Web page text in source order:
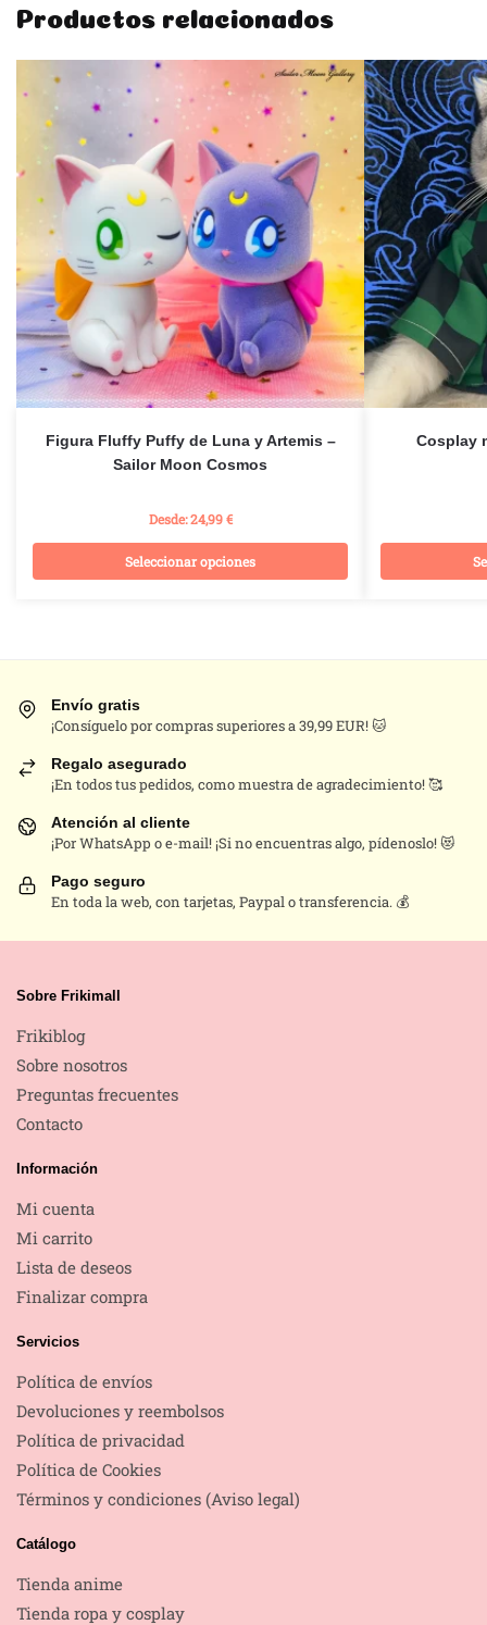
Productos relacionados
Figura Fluffy Puffy de Luna y Artemis –
Sailor Moon Cosmos
Desde:24,99€
Seleccionar opciones
Las
se
elegir
en
página
Cosplay
Envío gratis
¡Consíguelo por compras superiores a 39,99 EUR! 🐱
Regalo asegurado
¡En todos tus pedidos, como muestra de agradecimiento! 🥰
Atención al cliente
¡Por WhatsApp o e-mail! ¡Si no encuentras algo, pídenoslo! 😻
Pago seguro
En toda la web, con tarjetas, Paypal o transferencia. 💰
Sobre Frikimall
Frikiblog
Sobre nosotros
Preguntas frecuentes
Contacto
Información
Mi cuenta
Mi carrito
Lista de deseos
Finalizar compra
Servicios
Política de envíos
Devoluciones y reembolsos
Política de privacidad
Política de Cookies
Términos y condiciones (Aviso legal)
Catálogo
Tienda anime
Tienda ropa y cosplay